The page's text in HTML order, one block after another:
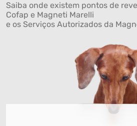
Saiba onde existem pontos de
Cofap e Magneti Marelli
e os Serviços Autorizados da